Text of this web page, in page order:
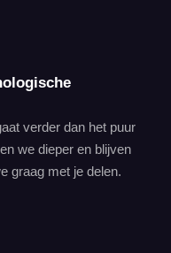
verder dan het puur
we dieper en blijven
graag met je delen.